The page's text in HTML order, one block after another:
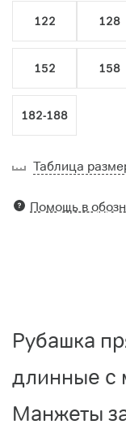
122 128
152 158
182-188
Таблица
Помощь в
Рубашка
длинные с
Манжеты